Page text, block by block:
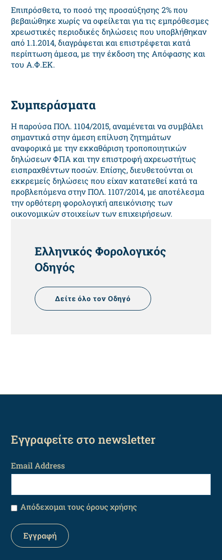
Επιπρόσθετα, το ποσό της προσαύξησης 2% που
βεβαιώθηκε χωρίς να οφείλεται για τις εμπρόθεσμες
χρεωστικές περιοδικές δηλώσεις που υποβλήθηκαν
από 1.1.2014, διαγράφεται και επιστρέφεται κατά
περίπτωση άμεσα, με την έκδοση της Απόφασης και
του Α.Φ.ΕΚ.
Συμπεράσματα
Η παρούσα ΠΟΛ. 1104/2015, αναμένεται να συμβάλει
σημαντικά στην άμεση επίλυση ζητημάτων
αναφορικά με την εκκαθάριση τροποποιητικών
δηλώσεων ΦΠΑ και την επιστροφή αχρεωστήτως
εισπραχθέντων ποσών. Επίσης, διευθετούνται οι
εκκρεμείς δηλώσεις που είχαν κατατεθεί κατά τα
προβλεπόμενα στην ΠΟΛ. 1107/2014, με αποτέλεσμα
την ορθότερη φορολογική απεικόνισης των
οικονομικών στοιχείων των επιχειρήσεων.
HEADING
Ελληνικός Φορολογικός
Οδηγός
Δείτε όλο τον Οδηγό
Εγγραφείτε στο newsletter
Email Address
Απόδεχομαι τους όρους χρήσης